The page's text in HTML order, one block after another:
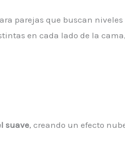
parejas que buscan
en cada lado de la
suave, creando un efecto